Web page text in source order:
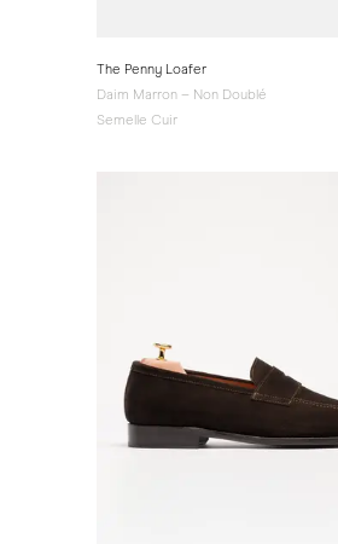
The Penny Loafer
Daim Marron – Non Doublé
Semelle Cuir